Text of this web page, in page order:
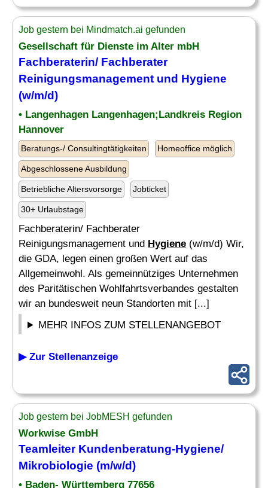
Job gestern bei Mindmatch.ai gefunden
Gesellschaft für Dienste im Alter mbH
Fachberaterin/ Fachberater
Reinigungsmanagement und Hygiene
(w/m/d)
• Langenhagen Langenhagen;Landkreis Region
Hannover
Beratungs-/ Consultingtätigkeiten Homeoffice möglich
Abgeschlossene Ausbildung
Betriebliche Altersvorsorge Jobticket
30+ Urlaubstage
Fachberaterin/ Fachberater
Reinigungsmanagement und Hygiene (w/m/d) Wir,
die GDA, legen einen großen Wert auf das
Allgemeinwohl. Als gemeinnütziges Unternehmen
des Paritätischen Wohlfahrtsverbandes gestalten
wir an bundesweit neun Standorten mit [...]
MEHR INFOS ZUM STELLENANGEBOT
▶ Zur Stellenanzeige
Job gestern bei JobMESH gefunden
Workwise GmbH
Teamleiter Kundenberatung-Hygiene/
Mikrobiologie (m/w/d)
• Baden- Württemberg 77656